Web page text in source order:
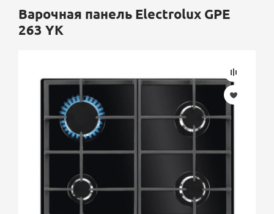
Варочная панель Electrolux GPE
263 YK